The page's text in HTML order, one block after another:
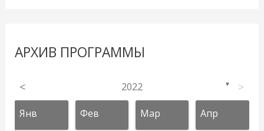
АРХИВ ПРОГРАММЫ
< 2022 ▼ >
Янв Фев Мар Апр